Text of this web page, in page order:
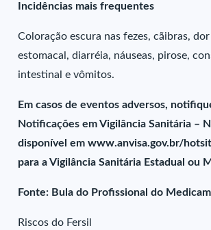
Incidências mais frequentes
Coloração escura nas fezes, cãibras,
estomacal, diarréia, náuseas, pirose,
intestinal e vômitos.
Em casos de eventos adversos,
Notificações em Vigilância Sanitária –
disponível em www.anvisa.gov.br/
para a Vigilância Sanitária Estadual ou
Fonte: Bula do Profissional do
Riscos do Fersil